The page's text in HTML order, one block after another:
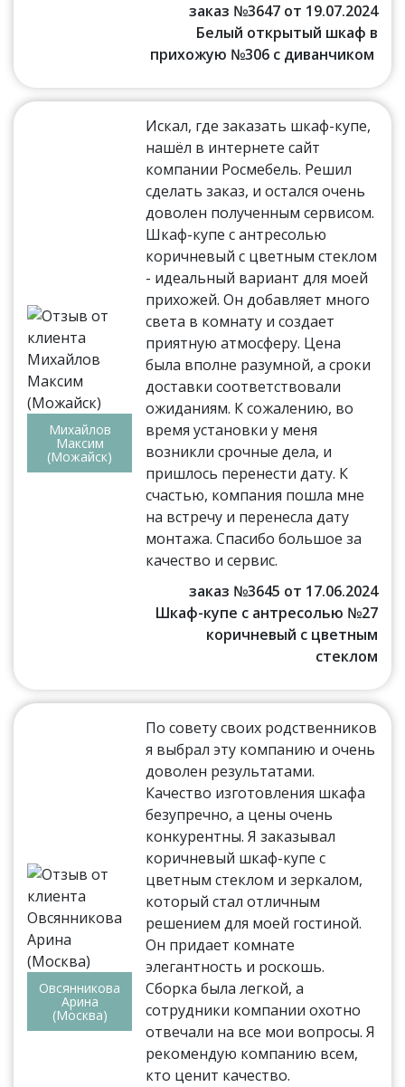
заказ №3647 от 19.07.2024
Белый открытый шкаф в
прихожую №306 с диванчиком
Михайлов
Максим
(Можайск)
Искал, где заказать шкаф-купе,
нашёл в интернете сайт
компании Росмебель. Решил
сделать заказ, и остался очень
доволен полученным сервисом.
Шкаф-купе с антресолью
коричневый с цветным стеклом
- идеальный вариант для моей
прихожей. Он добавляет много
света в комнату и создает
приятную атмосферу. Цена
была вполне разумной, а сроки
доставки соответствовали
ожиданиям. К сожалению, во
время установки у меня
возникли срочные дела, и
пришлось перенести дату. К
счастью, компания пошла мне
на встречу и перенесла дату
монтажа. Спасибо большое за
качество и сервис.
заказ №3645 от 17.06.2024
Шкаф-купе с антресолью №27
коричневый с цветным
стеклом
Овсянникова
Арина
(Москва)
По совету своих родственников
я выбрал эту компанию и очень
доволен результатами.
Качество изготовления шкафа
безупречно, а цены очень
конкурентны. Я заказывал
коричневый шкаф-купе с
цветным стеклом и зеркалом,
который стал отличным
решением для моей гостиной.
Он придает комнате
элегантность и роскошь.
Сборка была легкой, а
сотрудники компании охотно
отвечали на все мои вопросы. Я
рекомендую компанию всем,
кто ценит качество.